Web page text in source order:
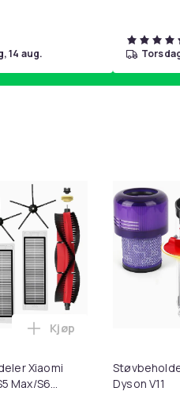
14 aug.
Nonaerosol
Xiaomi
Max/S6
Legg Tilbehør 8 deler
Kjøp
Dyson V11